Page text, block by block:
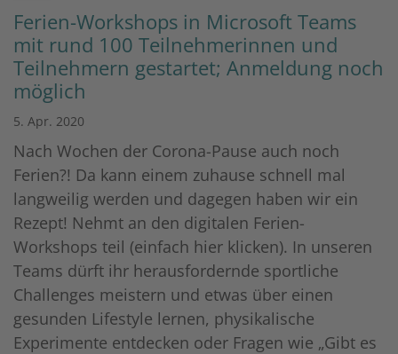
Ferien-Workshops in Microsoft Teams
mit rund 100 Teilnehmerinnen und
Teilnehmern gestartet; Anmeldung noch
möglich
5. Apr. 2020
Nach Wochen der Corona-Pause auch noch
Ferien?! Da kann einem zuhause schnell mal
langweilig werden und dagegen haben wir ein
Rezept! Nehmt an den digitalen Ferien-
Workshops teil (einfach hier klicken). In unseren
Teams dürft ihr herausfordernde sportliche
Challenges meistern und etwas über einen
gesunden Lifestyle lernen, physikalische
Experimente entdecken oder Fragen wie „Gibt es